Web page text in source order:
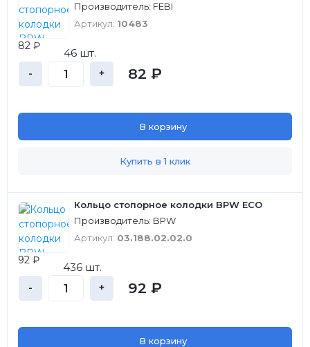
Производитель: FEBI
Артикул: 10483
82 ₽
46 шт.
- + 82 ₽
В корзину
Купить в 1 клик
Кольцо стопорное колодки BPW ECO
Производитель: BPW
Артикул: 03.188.02.02.0
92 ₽
436 шт.
- + 92 ₽
В корзину